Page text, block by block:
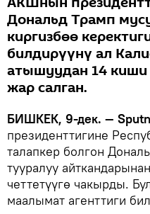
Дональд Трамп
киргизбөө
билдирүүнү ал
атышуудан 14 киши
жар салган.
БИШКЕК, 9-дек. —
президенттигине
талапкер болгон
тууралуу
четтетүүгө чакырды.
маалымат агенттиги